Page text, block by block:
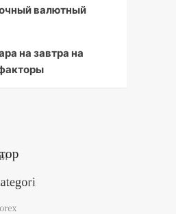
валютный
на завтра на